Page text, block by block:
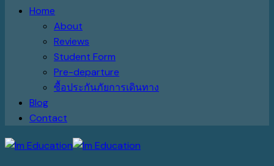
Home
About
Reviews
Student Form
Pre-departure
ซื้อประกันภัยการเดินทาง
Blog
Contact